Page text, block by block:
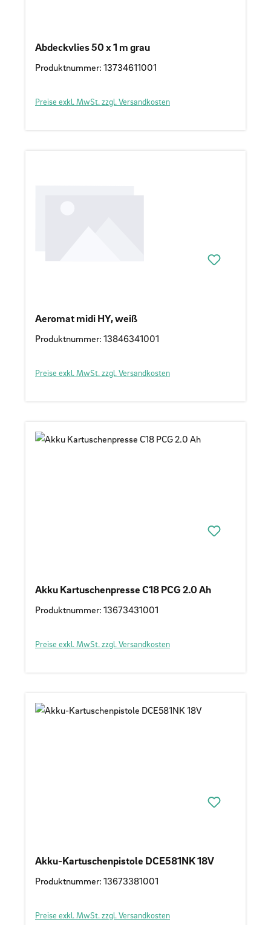
Abdeckvlies 50 x 1 m grau
Produktnummer: 13734611001
Preise exkl. MwSt. zzgl. Versandkosten
Aeromat midi HY, weiß
Produktnummer: 13846341001
Preise exkl. MwSt. zzgl. Versandkosten
Akku Kartuschenpresse C18 PCG 2.0 Ah
Produktnummer: 13673431001
Preise exkl. MwSt. zzgl. Versandkosten
Akku-Kartuschenpistole DCE581NK 18V
Produktnummer: 13673381001
Preise exkl. MwSt. zzgl. Versandkosten